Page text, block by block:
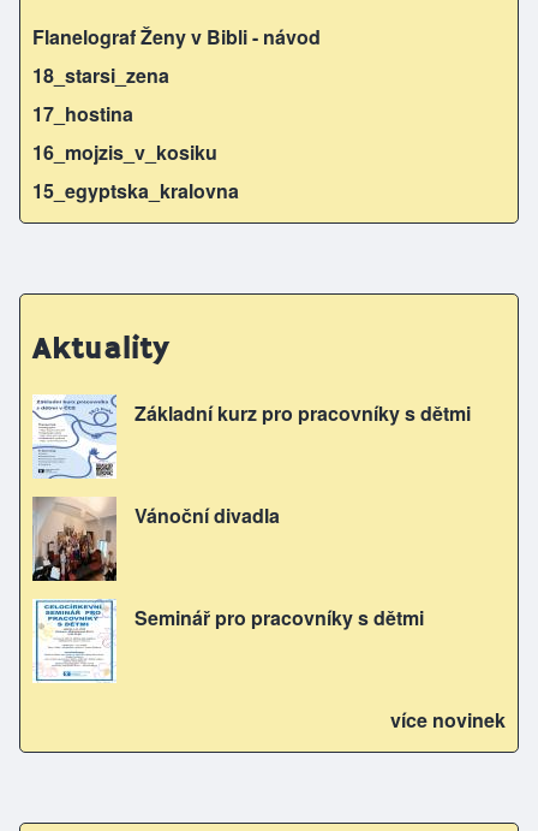
Flanelograf Ženy v Bibli - návod
18_starsi_zena
17_hostina
16_mojzis_v_kosiku
15_egyptska_kralovna
Aktuality
Základní kurz pro pracovníky s dětmi
Vánoční divadla
Seminář pro pracovníky s dětmi
více novinek